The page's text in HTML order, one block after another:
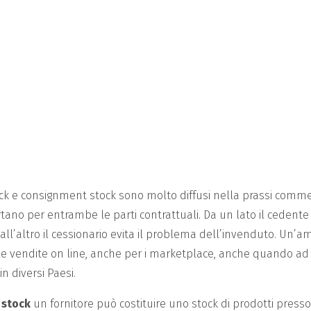
e consignment stock sono molto diffusi nella prassi
per entrambe le parti contrattuali. Da un lato il
il cessionario evita il problema dell’invenduto.
vendite on line, anche per i marketplace, anche quando
diversi Paesi.
un fornitore può costituire uno stock di prodotti